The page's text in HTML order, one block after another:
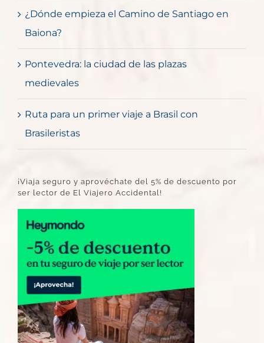
¿Dónde empieza el Camino de Santiago en
Baiona?
Pontevedra: la ciudad de las plazas
medievales
Ruta para un primer viaje a Brasil con
Brasileristas
¡Viaja seguro y aprovéchate del 5% de descuento por
ser lector de El Viajero Accidental!